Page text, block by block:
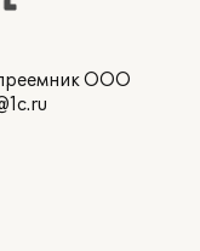
ООО